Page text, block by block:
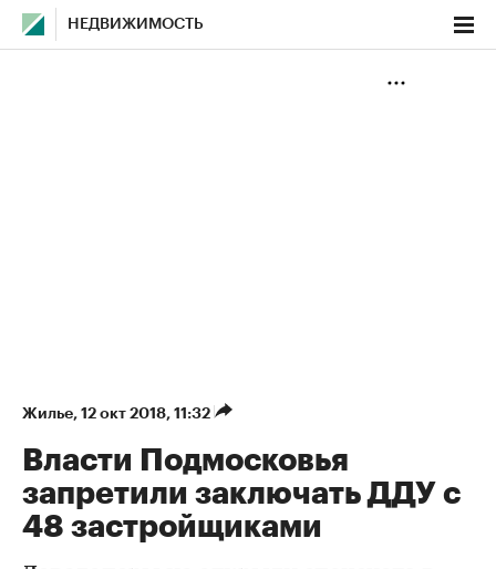
НЕДВИЖИМОСТЬ
Жилье⁠, 12 окт 2018, 11:32
Власти Подмосковья
запретили заключать ДДУ с
48 застройщиками